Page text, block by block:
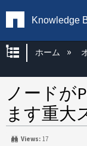
Knowledge
グローバ
ホーム
ノードが
ます重大
Views: 17